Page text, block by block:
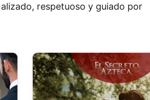
respetuoso y guiado por